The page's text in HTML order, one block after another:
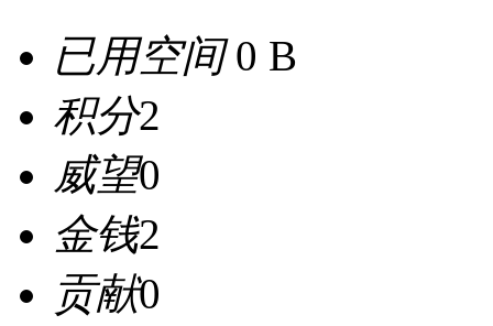
已用空间0 B
积分2
威望0
金钱2
贡献0